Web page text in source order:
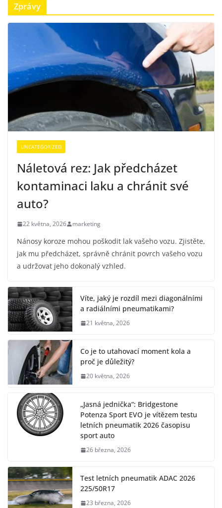
Zprávy
UNCATEGORIZED
Náletová rez: Jak předcházet
kontaminaci laku a chránit své
auto?
22 května, 2026 marketing
Nánosy koroze mohou poškodit lak vašeho vozu. Zjistěte,
jak mu předcházet, správně chránit povrch vašeho vozu
a udržovat jeho dokonalý vzhled.
Víte, jaký je rozdíl mezi diagonálními
a radiálními pneumatikami?
21 května, 2026
Co je to utahovací moment kola a
proč je důležitý?
20 května, 2026
„Jasná jednička“: Bridgestone
Potenza Sport EVO je vítězem testu
letních pneumatik 2026 časopisu
sport auto
26 března, 2026
Test letních pneumatik ADAC 2026
225/50R17
23 března, 2026